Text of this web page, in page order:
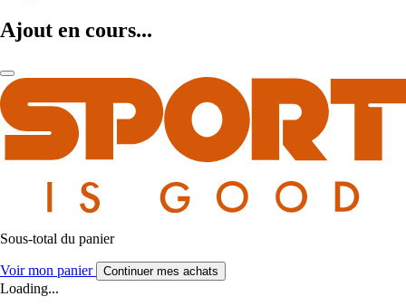
Ajout en cours...
Sous-total du panier
Voir mon panier Continuer mes achats
Loading...